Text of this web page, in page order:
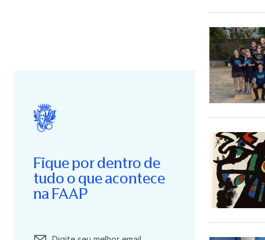
Fique por dentro de
tudo o que acontece
na FAAP